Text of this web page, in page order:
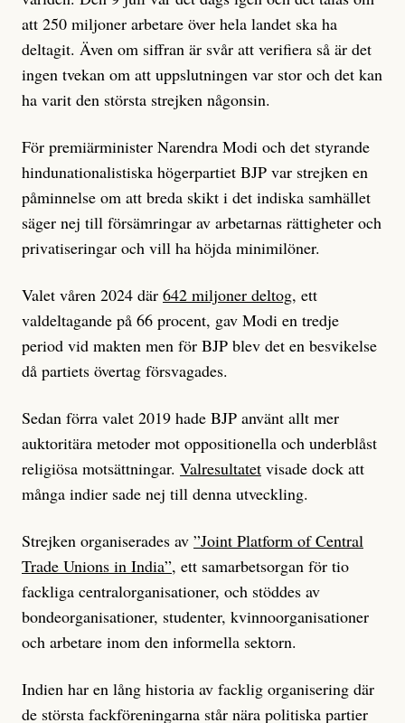
att 250 miljoner arbetare över hela landet ska ha
deltagit. Även om siffran är svår att verifiera så är det
ingen tvekan om att uppslutningen var stor och det kan
ha varit den största strejken någonsin.
För premiärminister Narendra Modi och det styrande
hindunationalistiska högerpartiet BJP var strejken en
påminnelse om att breda skikt i det indiska samhället
säger nej till försämringar av arbetarnas rättigheter och
privatiseringar och vill ha höjda minimilöner.
Valet våren 2024 där 642 miljoner deltog, ett
valdeltagande på 66 procent, gav Modi en tredje
period vid makten men för BJP blev det en besvikelse
då partiets övertag försvagades.
Sedan förra valet 2019 hade BJP använt allt mer
auktoritära metoder mot oppositionella och underblåst
religiösa motsättningar. Valresultatet visade dock att
många indier sade nej till denna utveckling.
Strejken organiserades av ”Joint Platform of Central
Trade Unions in India”, ett samarbetsorgan för tio
fackliga centralorganisationer, och stöddes av
bondeorganisationer, studenter, kvinnoorganisationer
och arbetare inom den informella sektorn.
Indien har en lång historia av facklig organisering där
de största fackföreningarna står nära politiska partier